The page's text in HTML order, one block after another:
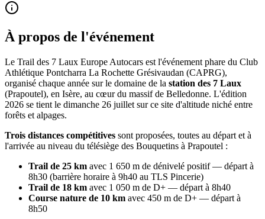
À propos de l'événement
Le Trail des 7 Laux Europe Autocars est l'événement phare du Club
Athlétique Pontcharra La Rochette Grésivaudan (CAPRG),
organisé chaque année sur le domaine de la station des 7 Laux
(Prapoutel), en Isère, au cœur du massif de Belledonne. L'édition
2026 se tient le dimanche 26 juillet sur ce site d'altitude niché entre
forêts et alpages.
Trois distances compétitives sont proposées, toutes au départ et à
l'arrivée au niveau du télésiège des Bouquetins à Prapoutel :
Trail de 25 km avec 1 650 m de dénivelé positif — départ à
8h30 (barrière horaire à 9h40 au TLS Pincerie)
Trail de 18 km avec 1 050 m de D+ — départ à 8h40
Course nature de 10 km avec 450 m de D+ — départ à
8h50